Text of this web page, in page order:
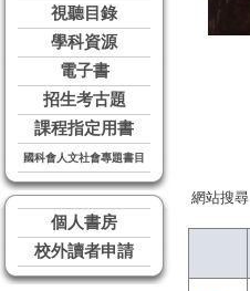
視聽目錄
學科資源
電子書
招生考古題
課程指定用書
國科會人文社會專題書目
個人書房
校外讀者申請
網站搜尋